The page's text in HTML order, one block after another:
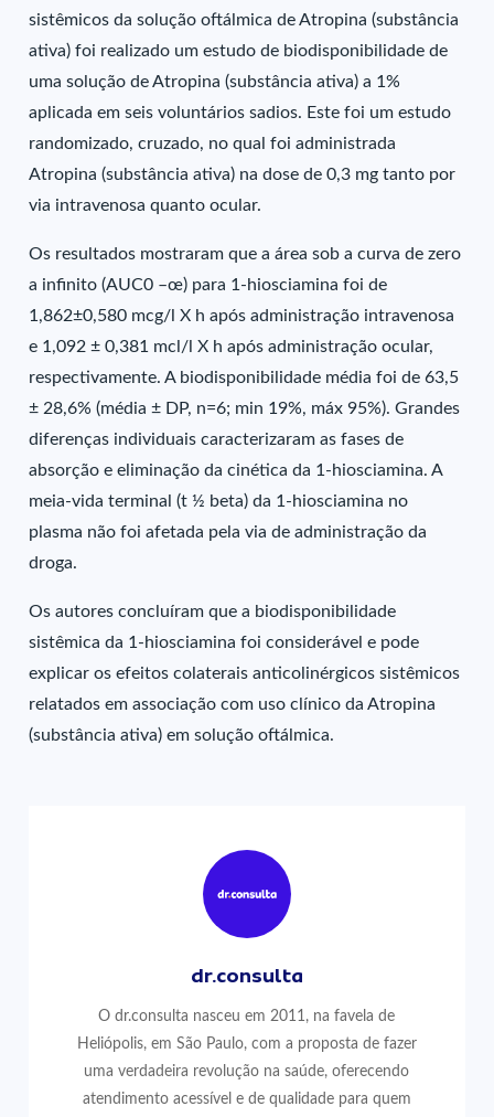
sistêmicos da solução oftálmica de Atropina (substância
ativa) foi realizado um estudo de biodisponibilidade de
uma solução de Atropina (substância ativa) a 1%
aplicada em seis voluntários sadios. Este foi um estudo
randomizado, cruzado, no qual foi administrada
Atropina (substância ativa) na dose de 0,3 mg tanto por
via intravenosa quanto ocular.
Os resultados mostraram que a área sob a curva de zero
a infinito (AUC0 –œ) para 1-hiosciamina foi de
1,862±0,580 mcg/l X h após administração intravenosa
e 1,092 ± 0,381 mcl/l X h após administração ocular,
respectivamente. A biodisponibilidade média foi de 63,5
± 28,6% (média ± DP, n=6; min 19%, máx 95%). Grandes
diferenças individuais caracterizaram as fases de
absorção e eliminação da cinética da 1-hiosciamina. A
meia-vida terminal (t ½ beta) da 1-hiosciamina no
plasma não foi afetada pela via de administração da
droga.
Os autores concluíram que a biodisponibilidade
sistêmica da 1-hiosciamina foi considerável e pode
explicar os efeitos colaterais anticolinérgicos sistêmicos
relatados em associação com uso clínico da Atropina
(substância ativa) em solução oftálmica.
dr.consulta
O dr.consulta nasceu em 2011, na favela de
Heliópolis, em São Paulo, com a proposta de fazer
uma verdadeira revolução na saúde, oferecendo
atendimento acessível e de qualidade para quem